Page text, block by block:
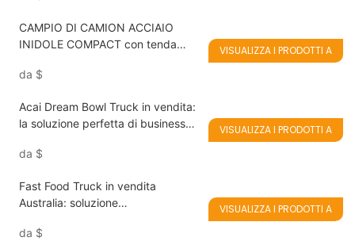
CAMPIO DI CAMION ACCIAIO
INIDOLE COMPACT con tenda
per il servizio di ristorazione estiva
da $
VISUALIZZA I PRODOTTI A
Acai Dream Bowl Truck in vendita:
la soluzione perfetta di business
frappè e gelati
da $
VISUALIZZA I PRODOTTI A
Fast Food Truck in vendita
Australia: soluzione
da $
VISUALIZZA I PRODOTTI A